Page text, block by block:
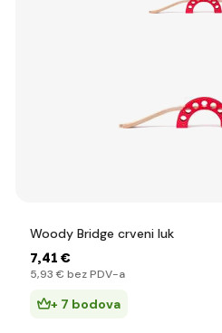
Woody Bridge crveni luk
7,41 €
5,93 € bez PDV-a
+ 7 bodova